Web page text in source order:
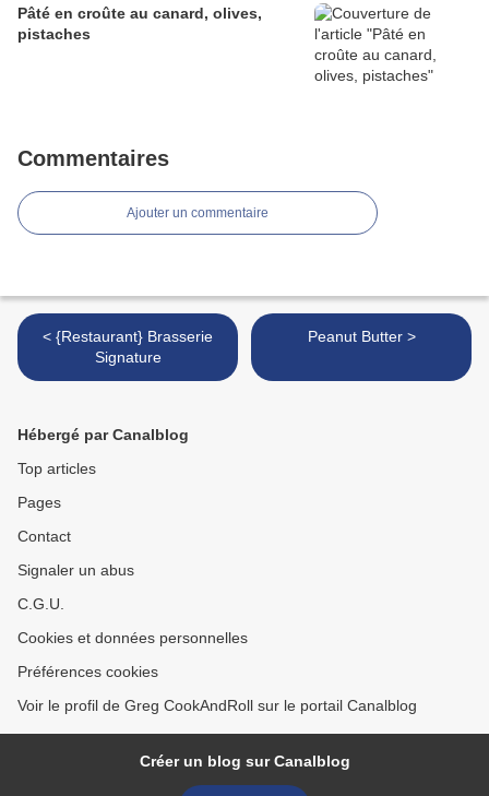
Pâté en croûte au canard, olives,
pistaches
Commentaires
Ajouter un commentaire
< {Restaurant} Brasserie
Signature
Peanut Butter >
Hébergé par Canalblog
Top articles
Pages
Contact
Signaler un abus
C.G.U.
Cookies et données personnelles
Préférences cookies
Voir le profil de Greg CookAndRoll sur le portail Canalblog
Créer un blog sur Canalblog